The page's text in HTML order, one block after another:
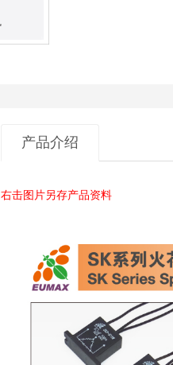
产品介绍
右击图片另存产品资料